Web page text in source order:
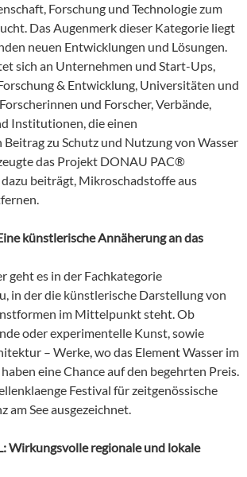
Forschung und Technologie zum
Das Augenmerk dieser Kategorie liegt
neuen Entwicklungen und Lösungen.
sich an Unternehmen und Start-Ups,
& Entwicklung, Universitäten und
und Forscher, Verbände,
Institutionen, die einen
zu Schutz und Nutzung von Wasser
das Projekt DONAU PAC®
beiträgt, Mikroschadstoffe aus
künstlerische Annäherung an das
geht es in der Fachkategorie
in der die künstlerische Darstellung von
im Mittelpunkt steht. Ob
oder experimentelle Kunst, sowie
– Werke, wo das Element Wasser im
eine Chance auf den begehrten Preis.
Festival für zeitgenössische
am See ausgezeichnet.
Wirkungsvolle regionale und lokale